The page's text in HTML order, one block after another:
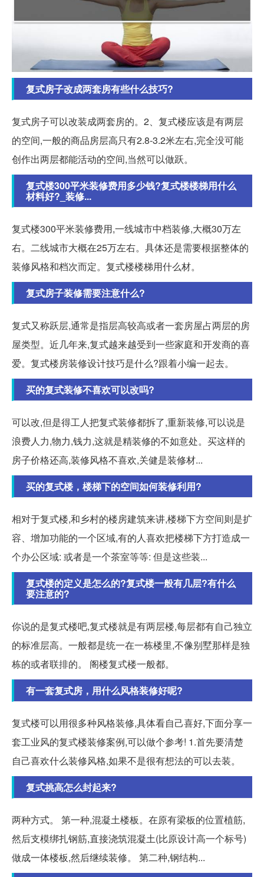
复式房子改成两套房有些什么技巧?
复式房子可以改装成两套房的。2、复式楼应该是有两层
的空间,一般的商品房层高只有2.8-3.2米左右,完全没可能
创作出两层都能活动的空间,当然可以做跃。
复式楼300平米装修费用多少钱?复式楼楼梯用什么
材料好?_装修...
复式楼300平米装修费用,一线城市中档装修,大概30万左
右。二线城市大概在25万左右。具体还是需要根据整体的
装修风格和档次而定。复式楼楼梯用什么材。
复式房子装修需要注意什么?
复式又称跃层,通常是指层高较高或者一套房屋占两层的房
屋类型。近几年来,复式越来越受到一些家庭和开发商的喜
爱。复式楼房装修设计技巧是什么?跟着小编一起去。
买的复式装修不喜欢可以改吗?
可以改,但是得工人把复式装修都拆了,重新装修,可以说是
浪费人力,物力,钱力,这就是精装修的不如意处。买这样的
房子价格还高,装修风格不喜欢,关健是装修材...
买的复式楼，楼梯下的空间如何装修利用?
相对于复式楼,和乡村的楼房建筑来讲,楼梯下方空间则是扩
容、增加功能的一个区域,有的人喜欢把楼梯下方打造成一
个办公区域: 或者是一个茶室等等: 但是这些装...
复式楼的定义是怎么的?复式楼一般有几层?有什么
要注意的?
你说的是复式楼吧,复式楼就是有两层楼,每层都有自己独立
的标准层高。一般都是统一在一栋楼里,不像别墅那样是独
栋的或者联排的。 阁楼复式楼一般都。
有一套复式房，用什么风格装修好呢?
复式楼可以用很多种风格装修,具体看自己喜好,下面分享一
套工业风的复式楼装修案例,可以做个参考! 1.首先要清楚
自己喜欢什么装修风格,如果不是很有想法的可以去装。
复式挑高怎么封起来?
两种方式。 第一种,混凝土楼板。在原有梁板的位置植筋,
然后支模绑扎钢筋,直接浇筑混凝土(比原设计高一个标号)
做成一体楼板,然后继续装修。 第二种,钢结构...